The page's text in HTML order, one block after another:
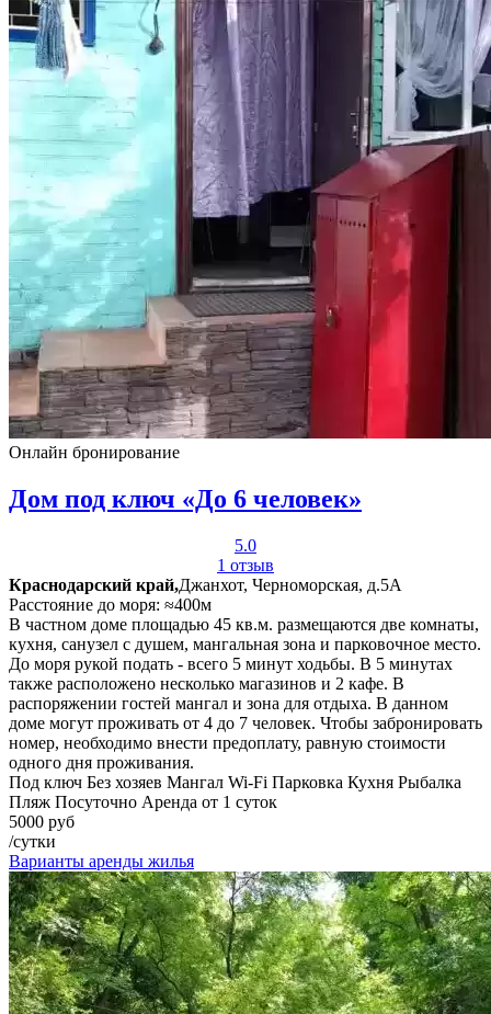
Онлайн бронирование
Дом под ключ «До 6 человек»
5.0
1 отзыв
Краснодарский край,Джанхот, Черноморская, д.5А
Расстояние до моря: ≈400м
В частном доме площадью 45 кв.м. размещаются две комнаты,
кухня, санузел с душем, мангальная зона и парковочное место.
До моря рукой подать - всего 5 минут ходьбы. В 5 минутах
также расположено несколько магазинов и 2 кафе. В
распоряжении гостей мангал и зона для отдыха. В данном
доме могут проживать от 4 до 7 человек. Чтобы забронировать
номер, необходимо внести предоплату, равную стоимости
одного дня проживания.
Под ключ Без хозяев Мангал Wi-Fi Парковка Кухня Рыбалка
Пляж Посуточно Аренда от 1 суток
5000 руб
/сутки
Варианты аренды жилья